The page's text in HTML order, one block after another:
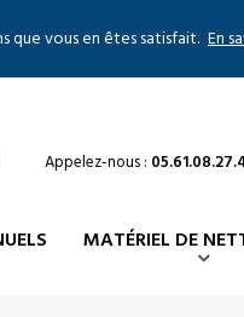
que vous en êtes satisfait. En
Appelez-nous :
MATÉRIEL DE